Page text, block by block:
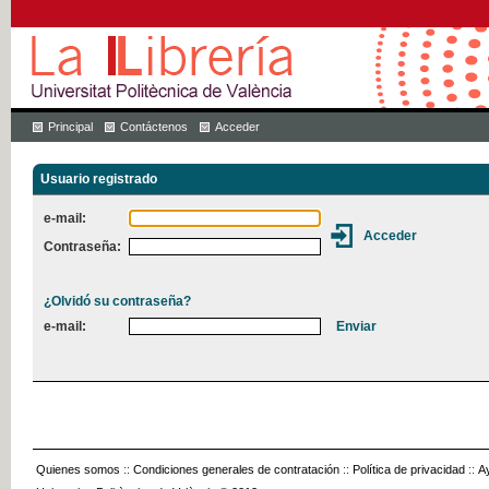
Principal Contáctenos Acceder
Usuario registrado
e-mail:
Contraseña:
¿Olvidó su contraseña?
e-mail:
Quienes somos :: Condiciones generales de contratación :: Política de privacidad ::